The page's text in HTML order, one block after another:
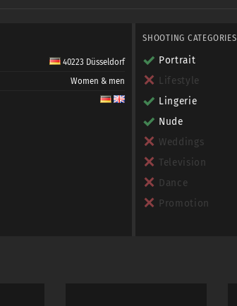
40223 Düsseldorf
Women & men
SHOOTING CATEGORIES
Portrait
Lifestyle
Lingerie
Nude
Weddings
Television
Dance
Promotion